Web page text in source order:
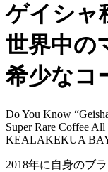
ゲイシャ
世界中の
希少なコ
Do You Know
Super Rare Coffee
KEALAKEKUA
2018年に自身のブ